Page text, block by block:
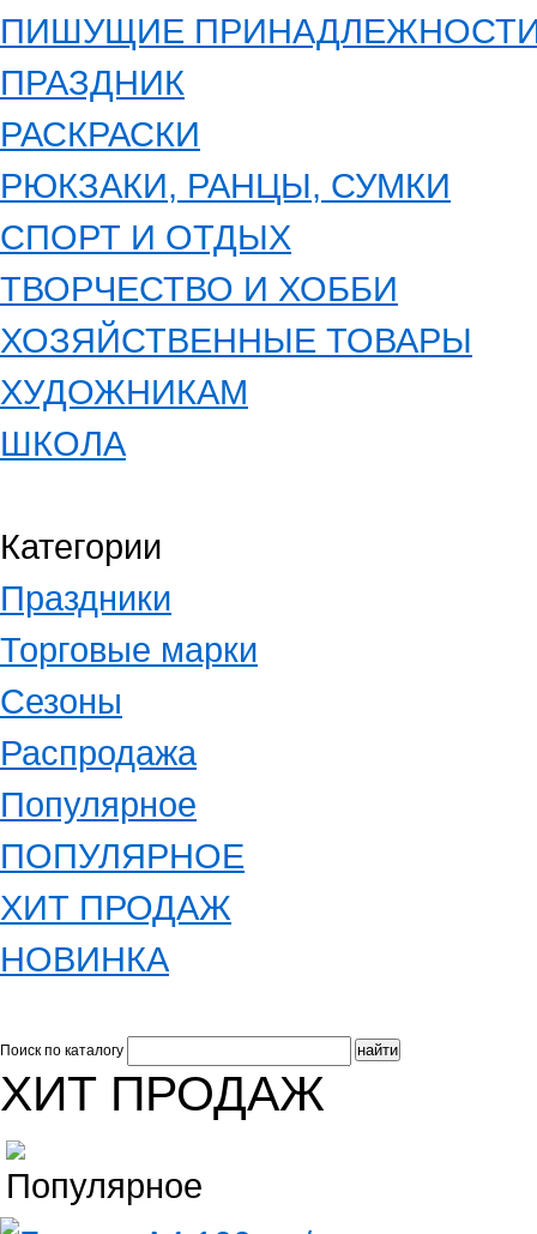
ПИШУЩИЕ
ПРАЗДНИК
РАСКРАСКИ
РЮКЗАКИ, РАНЦЫ, СУМКИ
СПОРТ И ОТДЫХ
ТВОРЧЕСТВО И ХОББИ
ХОЗЯЙСТВЕННЫЕ ТОВАРЫ
ХУДОЖНИКАМ
ШКОЛА
Категории
Праздники
Торговые марки
Сезоны
Распродажа
Популярное
ПОПУЛЯРНОЕ
ХИТ ПРОДАЖ
НОВИНКА
Поиск по каталогу
ХИТ ПРОДАЖ